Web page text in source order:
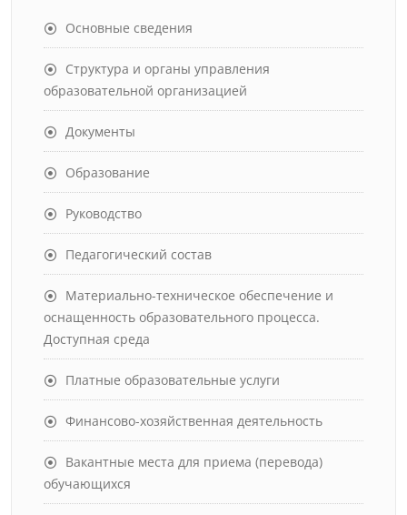
Основные сведения
Структура и органы управления
образовательной организацией
Документы
Образование
Руководство
Педагогический состав
Материально-техническое обеспечение и
оснащенность образовательного процесса.
Доступная среда
Платные образовательные услуги
Финансово-хозяйственная деятельность
Вакантные места для приема (перевода)
обучающихся